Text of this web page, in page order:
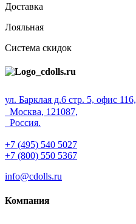
Доставка
Лояльная
Система скидок
ул. Барклая д.6 стр. 5, офис 116,
Москва, 121087,
Россия.
+7 (495) 540 5027
+7 (800) 550 5367
info@cdolls.ru
Компания